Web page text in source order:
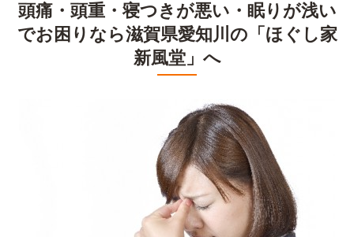
頭痛・頭重・寝つきが悪い・眠りが浅い
でお困りなら滋賀県愛知川の「ほぐし家
新風堂」へ